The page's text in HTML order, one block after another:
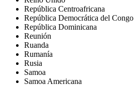
República Centroafricana
República Democrática del Congo
República Dominicana
Reunión
Ruanda
Rumanía
Rusia
Samoa
Samoa Americana